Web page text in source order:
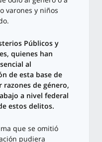
varones y niños
Públicos y
quienes han
al
de esta base de
de género,
a nivel federal
estos delitos.
que se omitió
pudiera